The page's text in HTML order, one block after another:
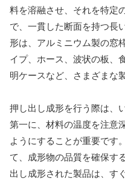
料を溶融させ、それを特定
で、一貫した断面を持つ長
形は、アルミニウム製の窓
イプ、ホース、波状の板、
明ケースなど、さまざまな
押し出し成形を行う際は、
第一に、材料の温度を注意
ようにすることが重要です
て、成形物の品質を確保す
出し成形された製品は、す